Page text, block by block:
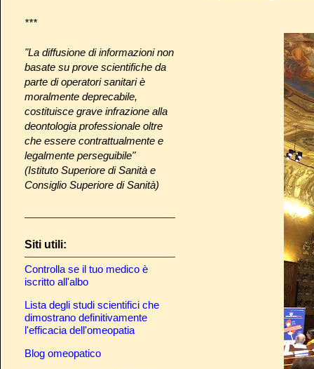
***
"La diffusione di informazioni non
basate su prove scientifiche da
parte di operatori sanitari è
moralmente deprecabile,
costituisce grave infrazione alla
deontologia professionale oltre
che essere contrattualmente e
legalmente perseguibile"
(Istituto Superiore di Sanità e
Consiglio Superiore di Sanità)
Siti utili:
Controlla se il tuo medico è
iscritto all'albo
Lista degli studi scientifici che
dimostrano definitivamente
l'efficacia dell'omeopatia
Blog omeopatico